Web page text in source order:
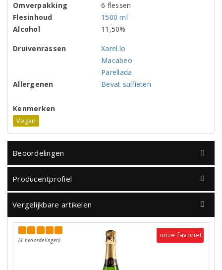
Omverpakking
6 flessen
Flesinhoud
1500 ml
Alcohol
11,50%
Druivenrassen
Xarel.lo
Macabeo
Parellada
Allergenen
Bevat sulfieten
Kenmerken
Vegan
Beoordelingen
Producentprofiel
Vergelijkbare artikelen
(4 beoordelingen)
onze favoriet